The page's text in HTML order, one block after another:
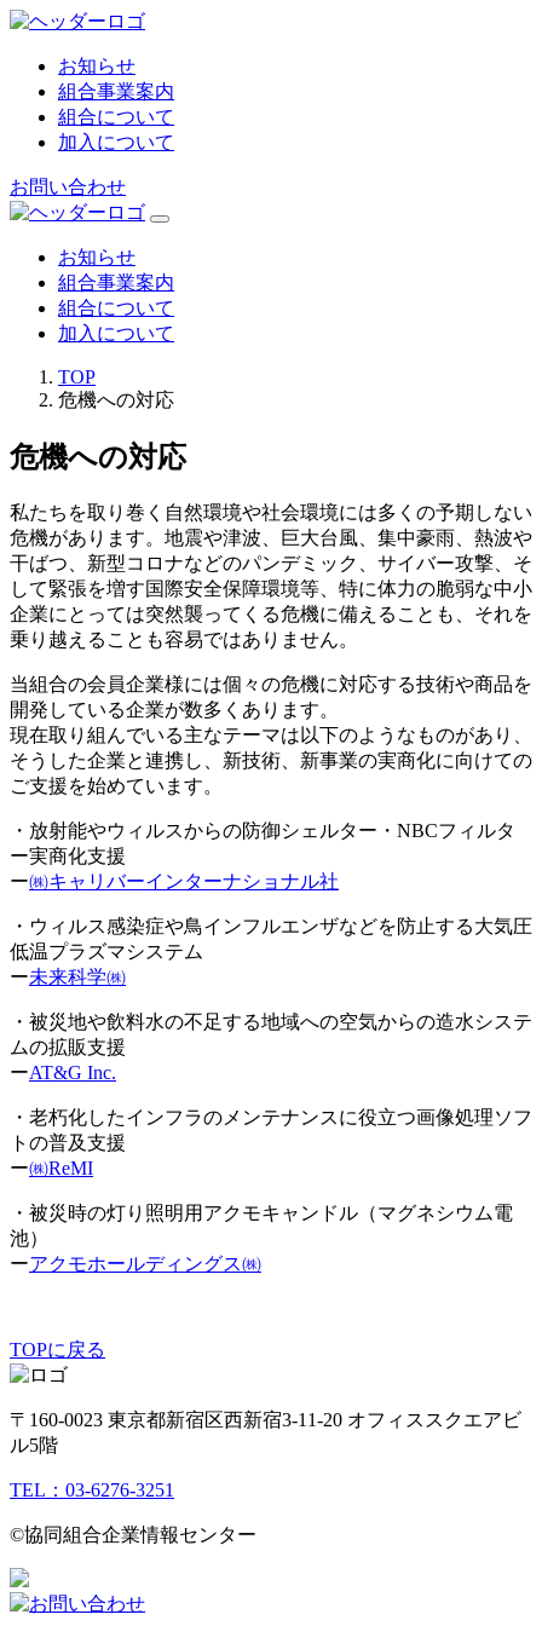
お知らせ
組合事業案内
組合について
加入について
お問い合わせ
お知らせ
組合事業案内
組合について
加入について
TOP
危機への対応
危機への対応
私たちを取り巻く自然環境や社会環境には多くの予期しない
危機があります。地震や津波、巨大台風、集中豪雨、熱波や
干ばつ、新型コロナなどのパンデミック、サイバー攻撃、そ
して緊張を増す国際安全保障環境等、特に体力の脆弱な中小
企業にとっては突然襲ってくる危機に備えることも、それを
乗り越えることも容易ではありません。
当組合の会員企業様には個々の危機に対応する技術や商品を
開発している企業が数多くあります。
現在取り組んでいる主なテーマは以下のようなものがあり、
そうした企業と連携し、新技術、新事業の実商化に向けての
ご支援を始めています。
・放射能やウィルスからの防御シェルター・NBCフィルタ
ー実商化支援
ー㈱キャリバーインターナショナル社
・ウィルス感染症や鳥インフルエンザなどを防止する大気圧
低温プラズマシステム
ー未来科学㈱
・被災地や飲料水の不足する地域への空気からの造水システ
ムの拡販支援
ーAT&G Inc.
・老朽化したインフラのメンテナンスに役立つ画像処理ソフ
トの普及支援
ー㈱ReMI
・被災時の灯り照明用アクモキャンドル（マグネシウム電
池）
ーアクモホールディングス㈱
TOPに戻る
〒160-0023 東京都新宿区西新宿3-11-20 オフィススクエアビ
ル5階
TEL：03-6276-3251
©︎協同組合企業情報センター